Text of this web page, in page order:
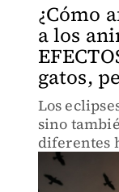
¿Cómo
a los
gatos,
Los
sino
diferentes